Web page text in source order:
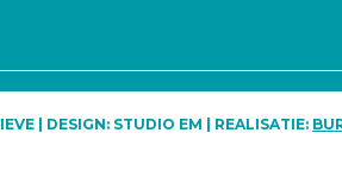
| DESIGN: STUDIO EM | REALISATIE: